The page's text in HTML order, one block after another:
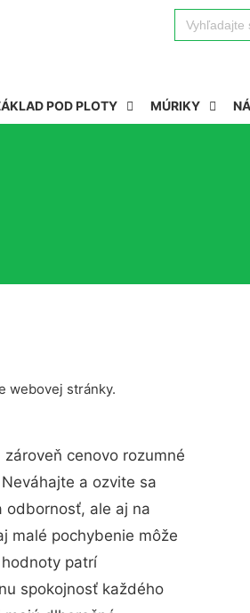
Search
for:
POD PLOTY MÚRIKY
webovej stránky.
cenovo rozumné
a ozvite sa
odbornosť, ale aj na
malé pochybenie môže
patrí
spokojnosť každého